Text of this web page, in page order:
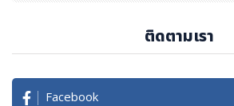
เอ็นเอ็กซ์ กรุ๊ป
ห้บริการด้านโลจิสติกส์ที่มีคุณภาพสูง แล
ติดตามเรา
Facebook